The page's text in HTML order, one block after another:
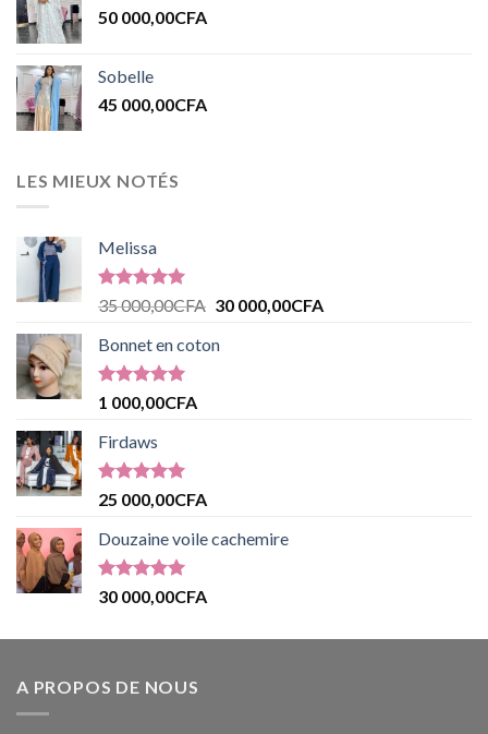
50 000,00CFA
Sobelle
45 000,00CFA
LES MIEUX NOTÉS
Melissa
Note5.00
35 000,00CFA 30 000,00CFA
Bonnet en coton
Note 5.00
1 000,00CFA
Firdaws
Note5.00
25 000,00CFA
Douzaine voile cachemire
Note5.00
30 000,00CFA
A PROPOS DE NOUS